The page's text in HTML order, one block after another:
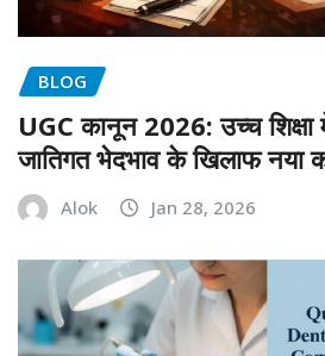
BLOG
UGC कानून 2026: उच्च
जातिगत भेदभाव के खिलाफ नया
Alok Jan 28, 2026